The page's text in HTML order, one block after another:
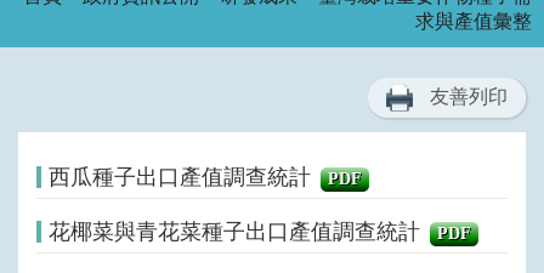
區
求與產值彙整
友善列印
西瓜種子出口產值調查統計 PDF
花椰菜與青花菜種子出口產值調查統計 PDF